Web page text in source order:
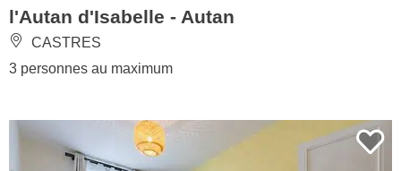
l'Autan d'Isabelle - Autan
CASTRES
3 personnes au maximum